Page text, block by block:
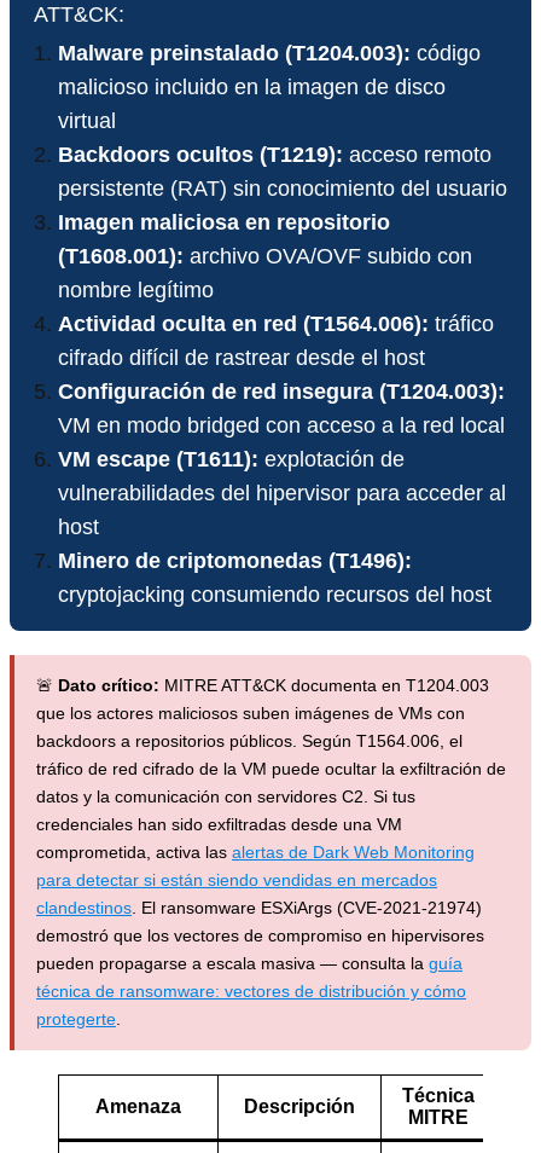
ATT&CK:
Malware preinstalado (T1204.003): código
malicioso incluido en la imagen de disco
virtual
Backdoors ocultos (T1219): acceso remoto
persistente (RAT) sin conocimiento del usuario
Imagen maliciosa en repositorio
(T1608.001): archivo OVA/OVF subido con
nombre legítimo
Actividad oculta en red (T1564.006): tráfico
cifrado difícil de rastrear desde el host
Configuración de red insegura (T1204.003):
VM en modo bridged con acceso a la red local
VM escape (T1611): explotación de
vulnerabilidades del hipervisor para acceder al
host
Minero de criptomonedas (T1496):
cryptojacking consumiendo recursos del host
🚨 Dato crítico: MITRE ATT&CK documenta en T1204.003
que los actores maliciosos suben imágenes de VMs con
backdoors a repositorios públicos. Según T1564.006, el
tráfico de red cifrado de la VM puede ocultar la exfiltración de
datos y la comunicación con servidores C2. Si tus
credenciales han sido exfiltradas desde una VM
comprometida, activa las alertas de Dark Web Monitoring
para detectar si están siendo vendidas en mercados
clandestinos . El ransomware ESXiArgs (CVE-2021-21974)
demostró que los vectores de compromiso en hipervisores
pueden propagarse a escala masiva — consulta la guía
técnica de ransomware: vectores de distribución y cómo
protegerte
Amenaza Descripción
Técnica
MITRE